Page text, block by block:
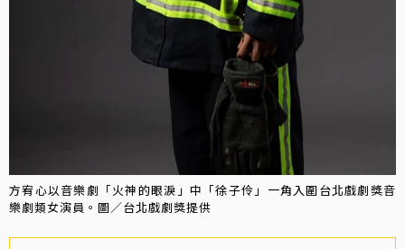
方宥心以音樂劇「火神的眼淚」中「徐子伶」一角入圍台北戲劇獎音
樂劇類女演員。圖／台北戲劇獎提供